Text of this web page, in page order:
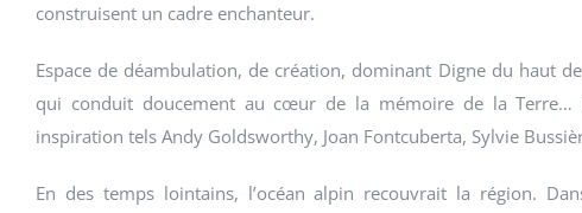
construisent un cadre enchanteur.
Espace de déambulation, de création, dominant Digne du haut
qui conduit doucement au cœur de la mémoire de la
inspiration tels Andy Goldsworthy, Joan Fontcuberta, Sylvie
En des temps lointains, l’océan alpin recouvrait la région.